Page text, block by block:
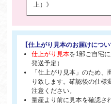
上）》
【仕上がり見本のお届けについ
仕上がり見本を1部ご自宅
発送予定）
「仕上がり見本」のため
り致します。確認後の仕様
注意ください。
量産より前に見本を確認さ